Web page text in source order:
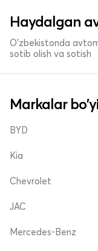
Haydalgan
O'zbekistonda
sotib olish va sotish
Markalar
BYD
Kia
Chevrolet
JAC
Mercedes-Benz